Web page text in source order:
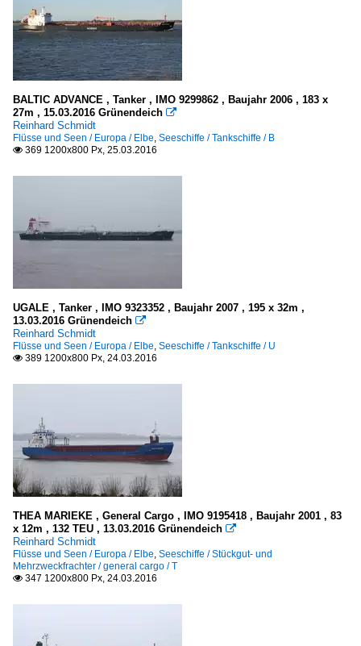
BALTIC ADVANCE , Tanker , IMO 9299862 , Baujahr 2006 , 183 x
27m , 15.03.2016 Grünendeich 
Reinhard Schmidt
Flüsse und Seen / Europa / Elbe, Seeschiffe / Tankschiffe / B
 369 1200x800 Px, 25.03.2016
UGALE , Tanker , IMO 9323352 , Baujahr 2007 , 195 x 32m ,
13.03.2016 Grünendeich 
Reinhard Schmidt
Flüsse und Seen / Europa / Elbe, Seeschiffe / Tankschiffe / U
 389 1200x800 Px, 24.03.2016
THEA MARIEKE , General Cargo , IMO 9195418 , Baujahr 2001 , 83
x 12m , 132 TEU , 13.03.2016 Grünendeich 
Reinhard Schmidt
Flüsse und Seen / Europa / Elbe, Seeschiffe / Stückgut- und
Mehrzweckfrachter / general cargo / T
 347 1200x800 Px, 24.03.2016